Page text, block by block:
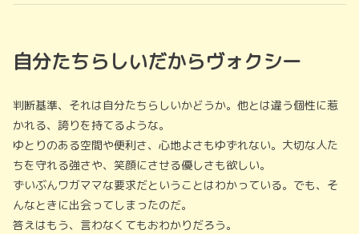
自分たちらしいだからヴォクシー
判断基準、それは自分たちらしいかどうか。他とは違う個性に惹
かれる、誇りを持てるような。
ゆとりのある空間や便利さ、心地よさもゆずれない。大切な人た
ちを守れる強さや、笑顔にさせる優しさも欲しい。
ずいぶんワガママな要求だということはわかっている。でも、そ
んなときに出会ってしまったのだ。
答えはもう、言わなくてもおわかりだろう。